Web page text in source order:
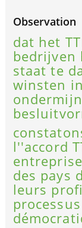
Observation
dat het
bedrijven
staat te
winsten
l''accord
des pays
leurs